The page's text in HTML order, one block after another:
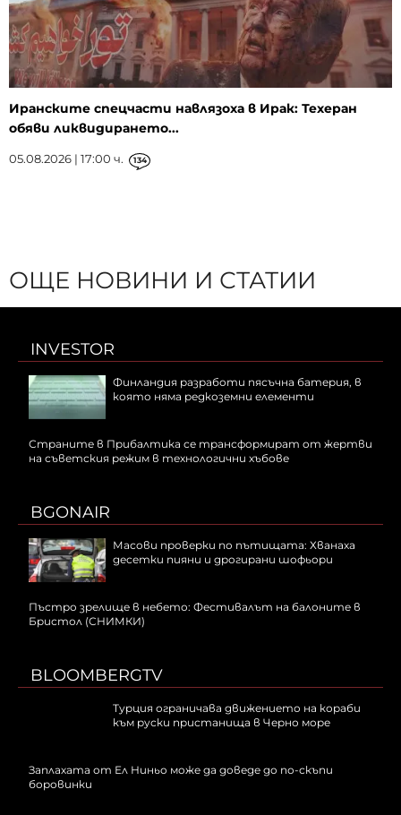
Иранските спецчасти навлязоха в Ирак: Техеран
обяви ликвидирането...
05.08.2026 | 17:00 ч. 134
ОЩЕ НОВИНИ И СТАТИИ
INVESTOR
Финландия разработи пясъчна батерия, в
която няма редкоземни елементи
Страните в Прибалтика се трансформират от жертви
на съветския режим в технологични хъбове
BGONAIR
Масови проверки по пътищата: Хванаха
десетки пияни и дрогирани шофьори
Пъстро зрелище в небето: Фестивалът на балоните в
Бристол (СНИМКИ)
BLOOMBERGTV
Турция ограничава движението на кораби
към руски пристанища в Черно море
Заплахата от Ел Ниньо може да доведе до по-скъпи
боровинки